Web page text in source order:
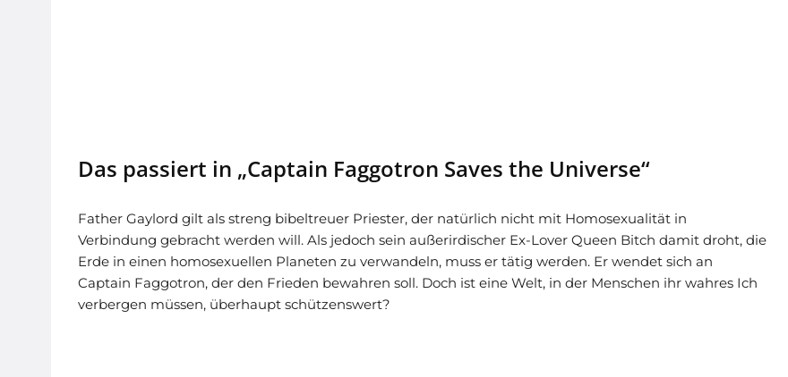
Das passiert in „Captain Faggotron Saves the Universe“
Father Gaylord gilt als streng bibeltreuer Priester, der natürlich nicht mit Homosexualität in
Verbindung gebracht werden will. Als jedoch sein außerirdischer Ex-Lover Queen Bitch damit droht, die
Erde in einen homosexuellen Planeten zu verwandeln, muss er tätig werden. Er wendet sich an
Captain Faggotron, der den Frieden bewahren soll. Doch ist eine Welt, in der Menschen ihr wahres Ich
verbergen müssen, überhaupt schützenswert?